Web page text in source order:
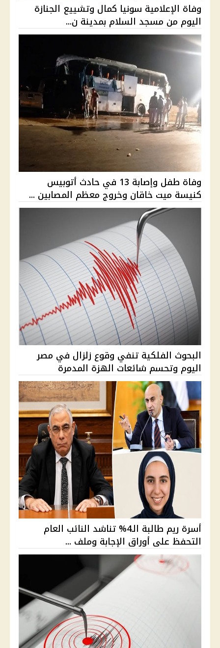
وفاة الإعلامية سونيا كمال وتشييع الجنازة
اليوم من مسجد السلام بمدينة ن...
وفاة طفل وإصابة 13 في حادث أتوبيس
كنيسة ميت خاقان وخروج معظم المصابين ...
البحوث الفلكية تنفي وقوع زلزال في مصر
اليوم وتحسم شائعات الهزة المدمرة
أسرة ريم طالبة الـ4% تناشد النائب العام
التحفظ على أوراق الإجابة وملف ...